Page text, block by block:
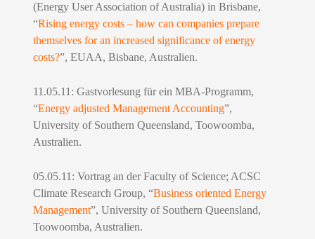
(Energy User Association of Australia) in Brisbane,
“Rising energy costs – how can companies prepare
themselves for an increased significance of energy
costs?”, EUAA, Bisbane, Australien.
11.05.11: Gastvorlesung für ein MBA-Programm,
“Energy adjusted Management Accounting”,
University of Southern Queensland, Toowoomba,
Australien.
05.05.11: Vortrag an der Faculty of Science; ACSC
Climate Research Group, “Business oriented Energy
Management”, University of Southern Queensland,
Toowoomba, Australien.